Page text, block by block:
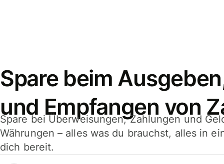
Spare beim
und Empfangen von
Spare bei Überweisungen, Zahlungen und
Währungen – alles was du brauchst, alles in
dich bereit.